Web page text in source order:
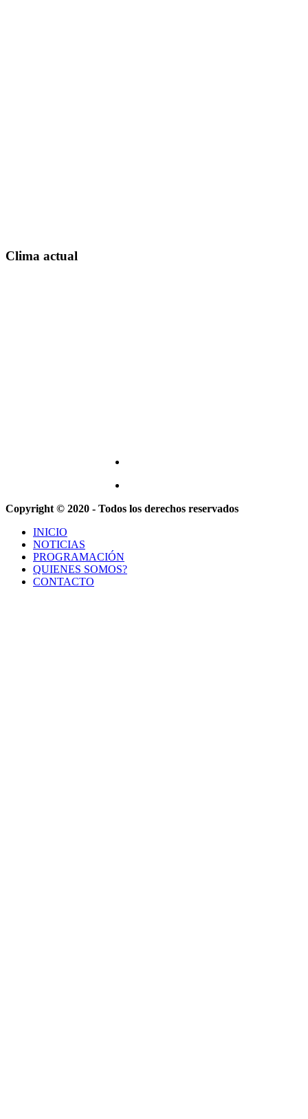
Clima actual
Copyright © 2020 - Todos los derechos reservados
INICIO
NOTICIAS
PROGRAMACIÓN
QUIENES SOMOS?
CONTACTO